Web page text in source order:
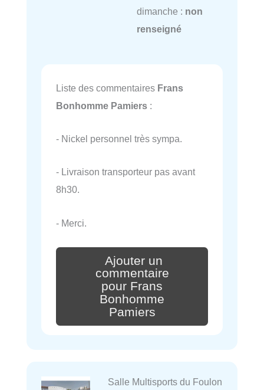
dimanche : non
renseigné
Liste des commentaires Frans
Bonhomme Pamiers :
- Nickel personnel très sympa.
- Livraison transporteur pas avant
8h30.
- Merci.
Ajouter un
commentaire
pour Frans
Bonhomme
Pamiers
Salle Multisports du Foulon